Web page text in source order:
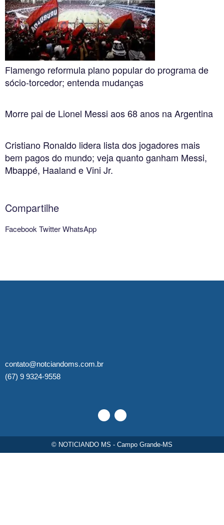
Flamengo reformula plano popular do programa de
sócio-torcedor; entenda mudanças
Morre pai de Lionel Messi aos 68 anos na Argentina
Cristiano Ronaldo lidera lista dos jogadores mais
bem pagos do mundo; veja quanto ganham Messi,
Mbappé, Haaland e Vini Jr.
Compartilhe
Facebook TwitterWhatsApp
contato@notciandoms.com.br
(67) 9 9324-9558
© NOTICIANDO MS - Campo Grande-MS